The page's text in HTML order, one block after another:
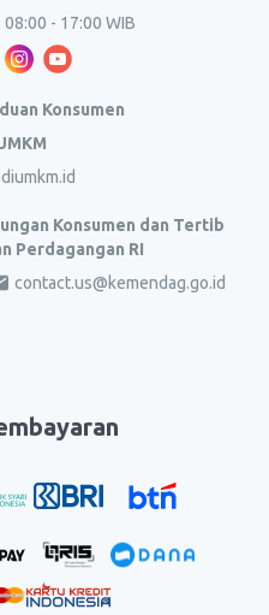
08:00 - 17:00 WIB
Konsumen
Konsumen dan Tertib
Perdagangan RI
contact.us@kemendag.go.id